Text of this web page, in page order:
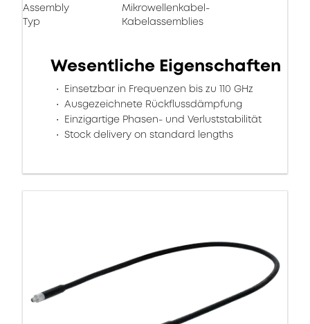
Assembly
Typ
Mikrowellenkabel-
Kabelassemblies
Wesentliche Eigenschaften
Einsetzbar in Frequenzen bis zu 110 GHz
Ausgezeichnete Rückflussdämpfung
Einzigartige Phasen- und Verluststabilität
Stock delivery on standard lengths